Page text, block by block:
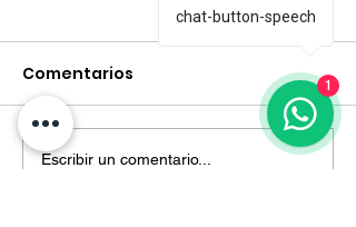
Fotosíntesis: Todo lo
Comentarios
Escribir un comentario...
chat-button-speech
1